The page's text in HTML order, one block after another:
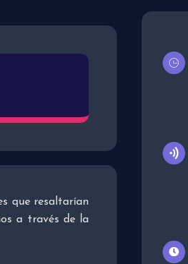
que resaltarían
a través de la